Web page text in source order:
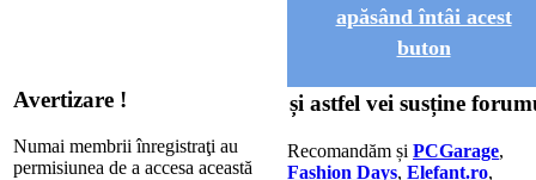
Avertizare !
Numai membrii înregistraţi au
permisiunea de a accesa această
apăsând întâi acest
buton
și astfel vei susține
Recomandăm și PCGarage,
Fashion Days, Elefant.ro,